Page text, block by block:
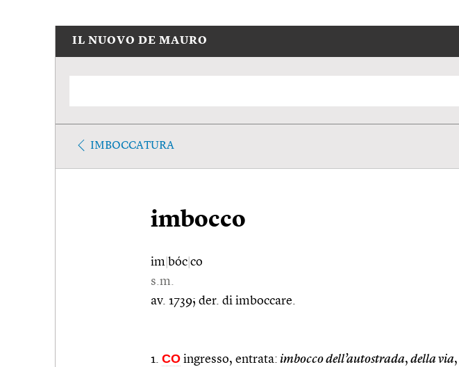
IL NUOVO DE MAURO
IMBOCCATURA
imbocco
im bóc co
s.m.
av. 1739; der. di imboccare.
1. CO ingresso, entrata: imbocco dell’autostrada, della via,